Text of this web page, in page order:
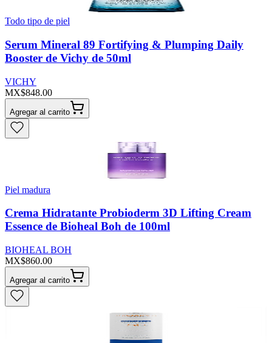
Todo tipo de piel
Serum Mineral 89 Fortifying & Plumping Daily
Booster de Vichy de 50ml
VICHY
MX$848.00
Agregar al carrito
Piel madura
Crema Hidratante Probioderm 3D Lifting Cream
Essence de Bioheal Boh de 100ml
BIOHEAL BOH
MX$860.00
Agregar al carrito